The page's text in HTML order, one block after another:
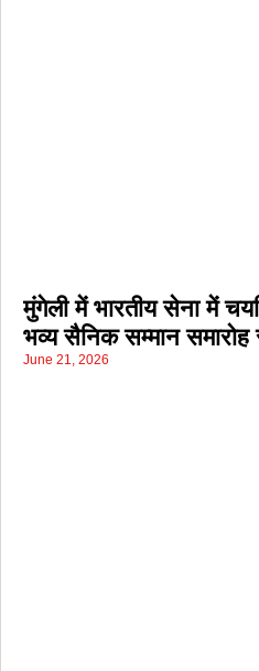
मुंगेली में भारतीय सेना में
भव्य सैनिक सम्मान
June 21, 2026